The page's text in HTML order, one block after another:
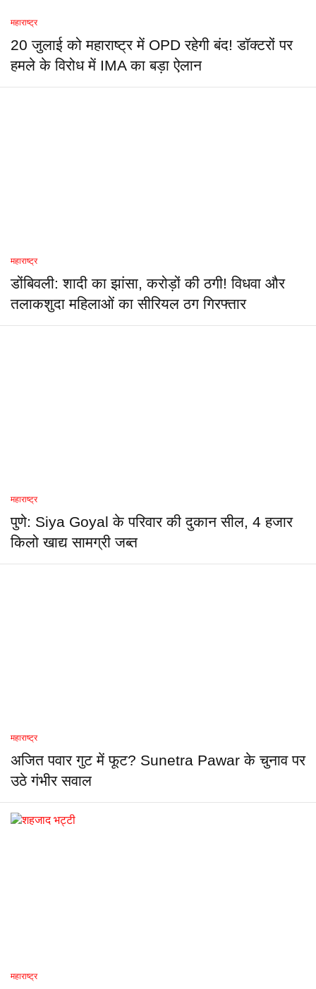
महाराष्ट्र
20 जुलाई को महाराष्ट्र में OPD रहेगी बंद! डॉक्टरों पर
हमले के विरोध में IMA का बड़ा ऐलान
महाराष्ट्र
डोंबिवली: शादी का झांसा, करोड़ों की ठगी! विधवा और
तलाकशुदा महिलाओं का सीरियल ठग गिरफ्तार
महाराष्ट्र
पुणे: Siya Goyal के परिवार की दुकान सील, 4 हजार
किलो खाद्य सामग्री जब्त
महाराष्ट्र
अजित पवार गुट में फूट? Sunetra Pawar के चुनाव पर
उठे गंभीर सवाल
महाराष्ट्र